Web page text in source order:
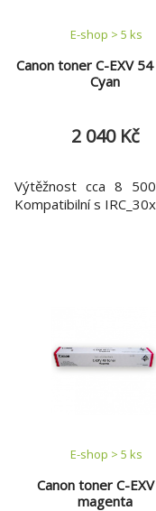
Canon toner C-EXV
Cyan
E-shop > 5 ks
2 040 Kč
Výtěžnost cca 8
Kompatibilní s
Canon toner C-
magenta
E-shop > 5 ks